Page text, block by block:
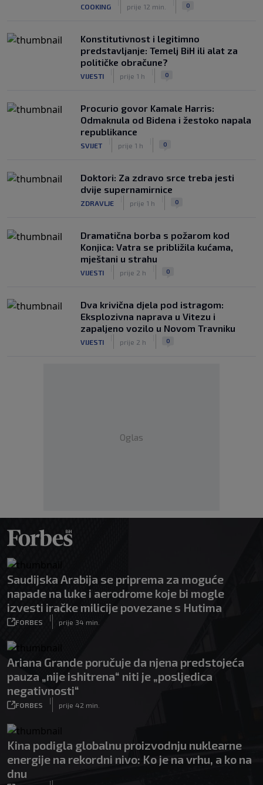
COOKING prije 12 min. 0
Konstitutivnost i legitimno
predstavljanje: Temelj BiH ili alat za
političke obračune?
VIJESTI prije 1 h 0
Procurio govor Kamale Harris:
Odmaknula od Bidena i žestoko napala
republikance
SVIJET prije 1 h 0
Doktori: Za zdravo srce treba jesti
dvije supernamirnice
ZDRAVLJE prije 1 h 0
Dramatična borba s požarom kod
Konjica: Vatra se približila kućama,
mještani u strahu
VIJESTI prije 2 h 0
Dva krivična djela pod istragom:
Eksplozivna naprava u Vitezu i
zapaljeno vozilo u Novom Travniku
VIJESTI prije 2 h 0
Oglas
Saudijska Arabija se priprema za moguće
napade na luke i aerodrome koje bi mogle
izvesti iračke milicije povezane s Hutima
FORBES
|
prije 34 min.
Ariana Grande poručuje da njena predstojeća
pauza „nije ishitrena“ niti je „posljedica
negativnosti“
FORBES
|
prije 42 min.
Kina podigla globalnu proizvodnju nuklearne
energije na rekordni nivo: Ko je na vrhu, a ko na
dnu
|